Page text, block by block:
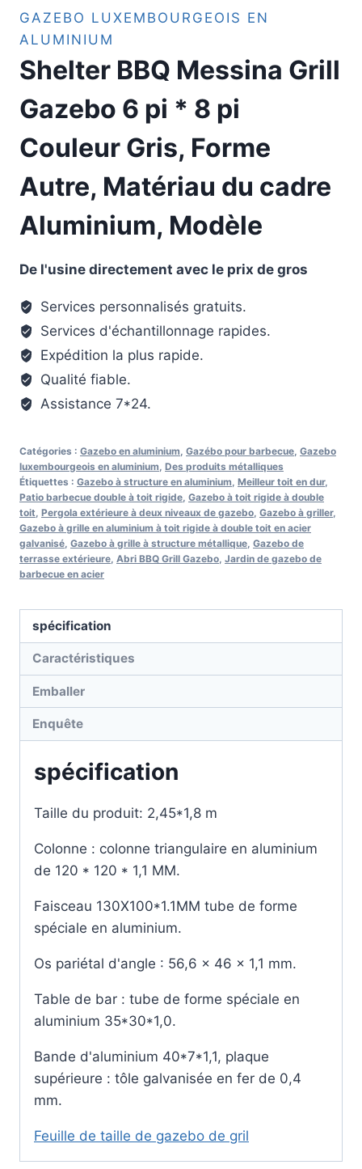
GAZEBO LUXEMBOURGEOIS EN
ALUMINIUM
Shelter BBQ Messina Grill
Gazebo 6 pi * 8 pi
Couleur Gris, Forme
Autre, Matériau du cadre
Aluminium, Modèle
De l'usine directement avec le prix de gros
Services personnalisés gratuits.
Services d'échantillonnage rapides.
Expédition la plus rapide.
Qualité fiable.
Assistance 7*24.
Catégories : Gazebo en aluminium, Gazébo pour barbecue, Gazebo
luxembourgeois en aluminium, Des produits métalliques
Étiquettes : Gazebo à structure en aluminium, Meilleur toit en dur,
Patio barbecue double à toit rigide, Gazebo à toit rigide à double
toit, Pergola extérieure à deux niveaux de gazebo, Gazebo à griller,
Gazebo à grille en aluminium à toit rigide à double toit en acier
galvanisé, Gazebo à grille à structure métallique, Gazebo de
terrasse extérieure, Abri BBQ Grill Gazebo, Jardin de gazebo de
barbecue en acier
spécification
Caractéristiques
Emballer
Enquête
spécification
Taille du produit: 2,45*1,8 m
Colonne : colonne triangulaire en aluminium
de 120 * 120 * 1,1 MM.
Faisceau 130X100*1.1MM tube de forme
spéciale en aluminium.
Os pariétal d'angle : 56,6 x 46 x 1,1 mm.
Table de bar : tube de forme spéciale en
aluminium 35*30*1,0.
Bande d'aluminium 40*7*1,1, plaque
supérieure : tôle galvanisée en fer de 0,4
mm.
Feuille de taille de gazebo de gril